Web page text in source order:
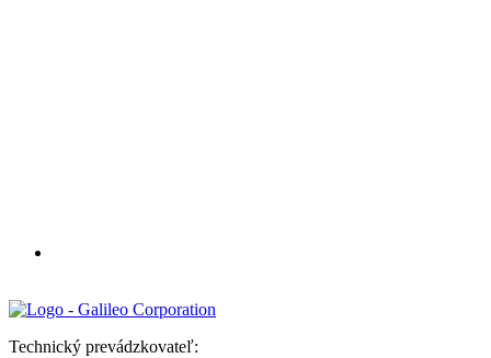
Technický prevádzkovateľ: